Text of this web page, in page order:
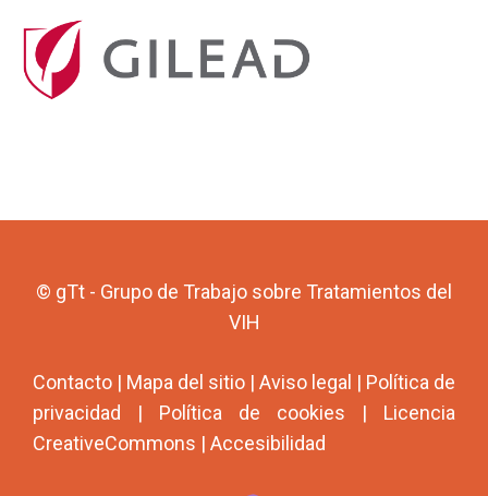
© gTt - Grupo de Trabajo sobre Tratamientos del
VIH
Contacto | Mapa del sitio | Aviso legal | Política de
privacidad | Política de cookies | Licencia
CreativeCommons | Accesibilidad